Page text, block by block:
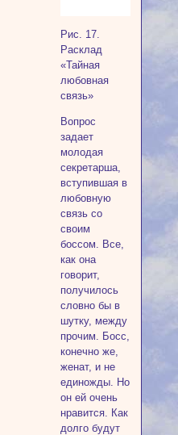
Рис. 17.
Расклад
«Тайная
любовная
связь»
Вопрос
задает
молодая
секретарша,
вступившая в
любовную
связь со
своим
боссом. Все,
как она
говорит,
получилось
словно бы в
шутку, между
прочим. Босс,
конечно же,
женат, и не
единожды. Но
он ей очень
нравится. Как
долго будут